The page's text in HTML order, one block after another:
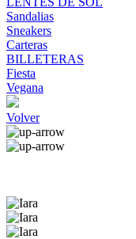
Sandalias
Sneakers
Carteras
BILLETERAS
Fiesta
Vegana
Volver